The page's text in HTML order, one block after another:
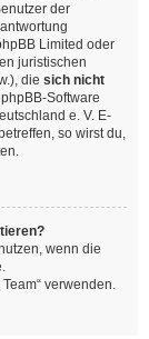
der
Limited oder
juristischen
die sich nicht
Software
e. V. E-
betreffen, so wirst du,
wenn die
verwenden.